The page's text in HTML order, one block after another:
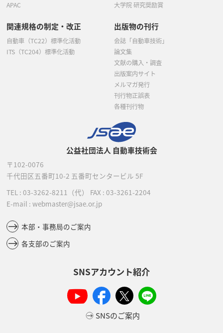
公益社団法人 自動車技術会
〒102-0076
千代田区五番町10-2 五番町センタービル 5F
TEL : 03-3262-8211 （代） FAX : 03-3261-2204
E-mail : webmaster@jsae.or.jp
本部・事務局のご案内
各支部のご案内
SNSアカウント紹介
SNSのご案内
APAC
大学院 研究奨励賞
関連規格の制定・改正
自動車（TC22）標準化活動
ITS（TC204）標準化活動
出版物の刊行
会誌「自動車技術」
論文集
文献の購入・調査
出版案内サイト
メルマガ発行
刊行物正誤表
各種刊行物